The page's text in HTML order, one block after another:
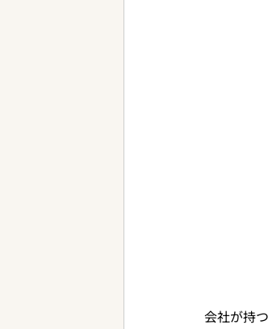
会社が持